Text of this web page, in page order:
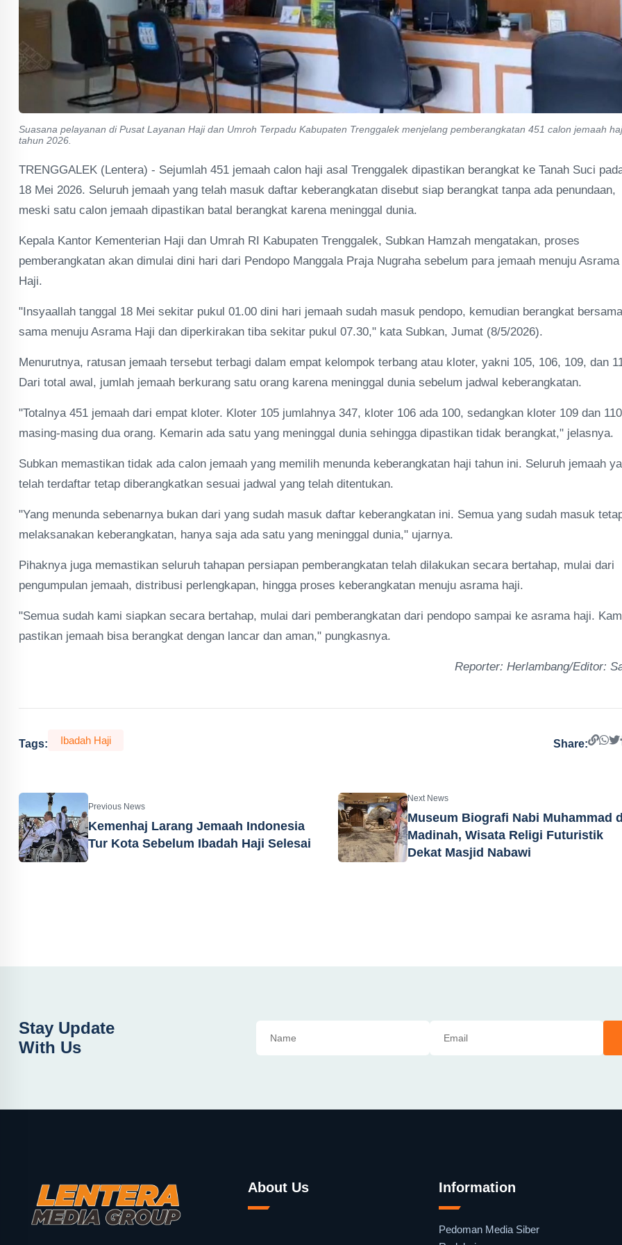
Suasana pelayanan di Pusat Layanan Haji dan Umroh Terpadu Kabupaten Trenggalek menjelang pemberangkatan 451 calon jemaah
tahun 2026.
TRENGGALEK (Lentera) - Sejumlah 451 jemaah calon haji asal Trenggalek dipastikan berangkat ke Tanah Suci
18 Mei 2026. Seluruh jemaah yang telah masuk daftar keberangkatan disebut siap berangkat tanpa ada penundaan,
meski satu calon jemaah dipastikan batal berangkat karena meninggal dunia.
Kepala Kantor Kementerian Haji dan Umrah RI Kabupaten Trenggalek, Subkan Hamzah mengatakan, proses
pemberangkatan akan dimulai dini hari dari Pendopo Manggala Praja Nugraha sebelum para jemaah menuju Asrama
Haji.
"Insyaallah tanggal 18 Mei sekitar pukul 01.00 dini hari jemaah sudah masuk pendopo, kemudian berangkat
sama menuju Asrama Haji dan diperkirakan tiba sekitar pukul 07.30," kata Subkan, Jumat (8/5/2026).
Menurutnya, ratusan jemaah tersebut terbagi dalam empat kelompok terbang atau kloter, yakni 105, 106, 109, dan
Dari total awal, jumlah jemaah berkurang satu orang karena meninggal dunia sebelum jadwal keberangkatan.
"Totalnya 451 jemaah dari empat kloter. Kloter 105 jumlahnya 347, kloter 106 ada 100, sedangkan kloter 109 dan 110
masing-masing dua orang. Kemarin ada satu yang meninggal dunia sehingga dipastikan tidak berangkat," jelasnya.
Subkan memastikan tidak ada calon jemaah yang memilih menunda keberangkatan haji tahun ini. Seluruh jemaah
telah terdaftar tetap diberangkatkan sesuai jadwal yang telah ditentukan.
"Yang menunda sebenarnya bukan dari yang sudah masuk daftar keberangkatan ini. Semua yang sudah masuk
melaksanakan keberangkatan, hanya saja ada satu yang meninggal dunia," ujarnya.
Pihaknya juga memastikan seluruh tahapan persiapan pemberangkatan telah dilakukan secara bertahap, mulai dari
pengumpulan jemaah, distribusi perlengkapan, hingga proses keberangkatan menuju asrama haji.
"Semua sudah kami siapkan secara bertahap, mulai dari pemberangkatan dari pendopo sampai ke asrama haji.
pastikan jemaah bisa berangkat dengan lancar dan aman," pungkasnya.
Reporter: Herlambang/Editor:
Tags: Ibadah Haji Share:
Previous News
Kemenhaj Larang Jemaah Indonesia
Tur Kota Sebelum Ibadah Haji Selesai
Next News
Museum Biografi Nabi Muhammad
Madinah, Wisata Religi Futuristik
Dekat Masjid Nabawi
Stay Update
With Us
About Us Information
Pedoman Media Siber